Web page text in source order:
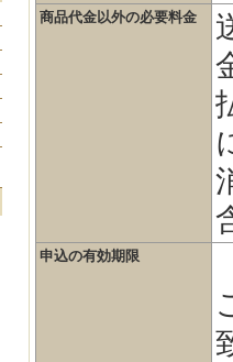
商品代金以外の必要料金
申込の有効期限